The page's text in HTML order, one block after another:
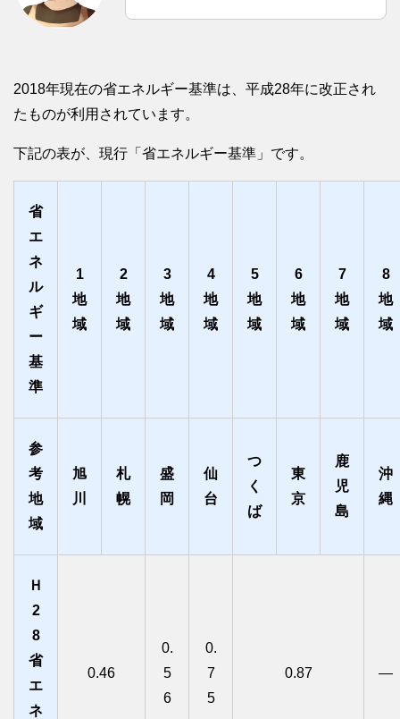
2018年現在の省エネルギー基準は、平成28年に改正され
たものが利用されています。
下記の表が、現行「省エネルギー基準」です。
省
エ
ネ
ル
ギ
ー
基
準
1
地
域
2
地
域
3
地
域
4
地
域
5
地
域
6
地
域
7
地
域
8
地
域
参
考
地
域
旭
川
札
幌
盛
岡
仙
台
つ
く
ば
東
京
鹿
児
島
沖
縄
Ｈ
2
8
省
エ
ネ
0.46
0.
5
6
0.
7
5
0.87 ―